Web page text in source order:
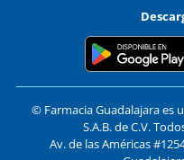
© Farmacia Guadalajara es
S.A.B. de C.V.
Av. de las Américas